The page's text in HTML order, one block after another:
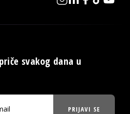
svakog dana u
PRIJAVI SE